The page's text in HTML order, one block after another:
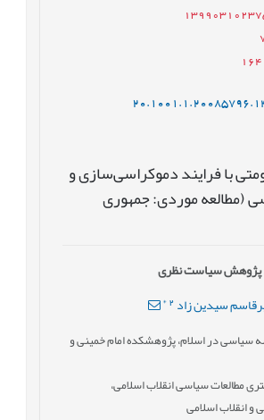
با فرایند دموکراسی‌‏سازی و
(مطالعه موردی: جمهوری
سیاست نظری
سیدین زاد 2
*
سیاسی در اسلام، پژوهشکده امام خمینی و
مطالعات سیاسی انقلاب اسلامی،
انقلاب اسلامی